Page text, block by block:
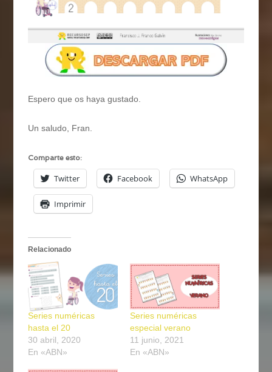
Espero que os haya gustado.
Un saludo, Fran.
Comparte esto:
Twitter Facebook WhatsApp
Imprimir
Relacionado
Series numéricas
hasta el 20
30 abril, 2020
En «ABN»
Series numéricas
especial verano
11 junio, 2021
En «ABN»